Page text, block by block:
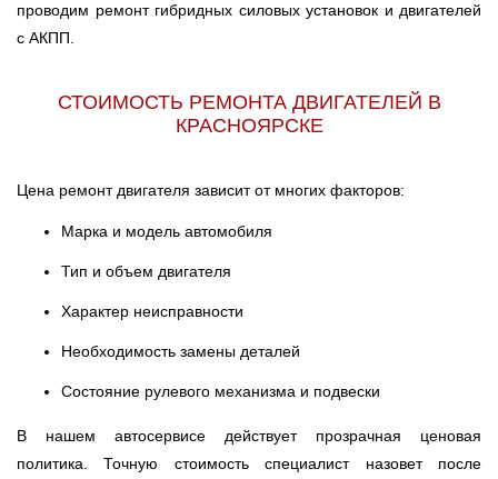
проводим ремонт гибридных силовых установок и двигателей
с АКПП.
СТОИМОСТЬ РЕМОНТА ДВИГАТЕЛЕЙ В
КРАСНОЯРСКЕ
Цена ремонт двигателя зависит от многих факторов:
Марка и модель автомобиля
Тип и объем двигателя
Характер неисправности
Необходимость замены деталей
Состояние рулевого механизма и подвески
В нашем автосервисе действует прозрачная ценовая
политика. Точную стоимость специалист назовет после